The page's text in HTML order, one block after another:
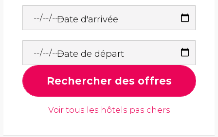
Date d'arrivée
Date de départ
Rechercher des offres
Voir tous les hôtels pas chers